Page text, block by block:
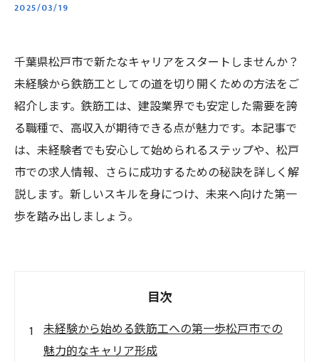
2025/03/19
千葉県松戸市で新たなキャリアをスタートしませんか？
未経験から鉄筋工としての道を切り開くための方法をご
紹介します。鉄筋工は、建設業界でも安定した需要を誇
る職種で、高収入が期待できる点が魅力です。本記事で
は、未経験者でも安心して始められるステップや、松戸
市での求人情報、さらに成功するための秘訣を詳しく解
説します。新しいスキルを身につけ、未来へ向けた第一
歩を踏み出しましょう。
目次
未経験から始める鉄筋工への第一歩松戸市での
魅力的なキャリア形成